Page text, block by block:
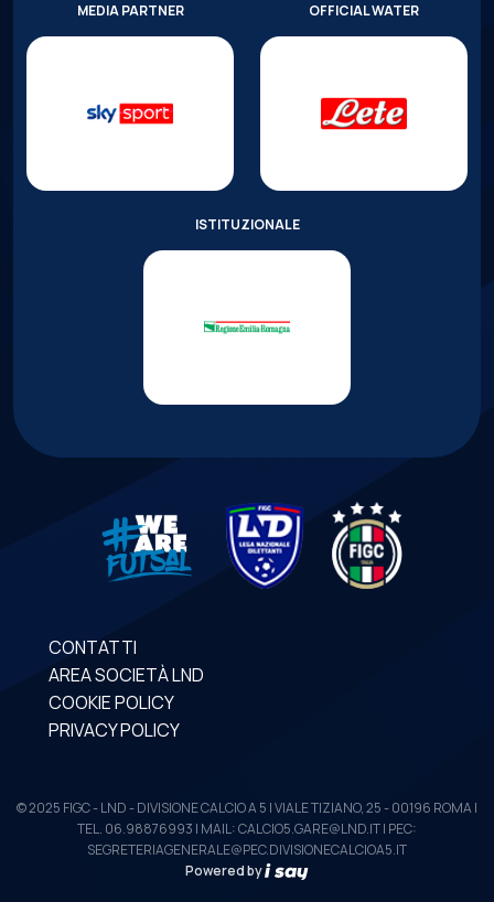
MEDIA PARTNER OFFICIAL WATER
ISTITUZIONALE
CONTATTI
AREA SOCIETÀ LND
COOKIE POLICY
PRIVACY POLICY
© 2025 FIGC - LND - DIVISIONE CALCIO A 5 | VIALE TIZIANO, 25 - 00196 ROMA |
TEL. 06.98876993 | MAIL: CALCIO5.GARE@LND.IT | PEC:
SEGRETERIAGENERALE@PEC.DIVISIONECALCIOA5.IT
Powered by